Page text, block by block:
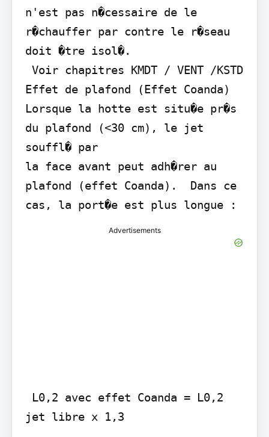
n'est pas n�cessaire de le
r�chauffer par contre le r�seau
doit �tre isol�.
Effet de plafond (Effet Coanda)
Lorsque la hotte est situ�e pr�s
du plafond (<30 cm), le jet
souffl� par
la face avant peut adh�rer au
plafond (effet Coanda).  Dans ce
cas, la port�e est plus longue :
Advertisements
jet libre x 1,3